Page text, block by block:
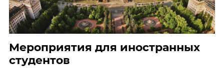
Мероприятия для иностранных
студентов